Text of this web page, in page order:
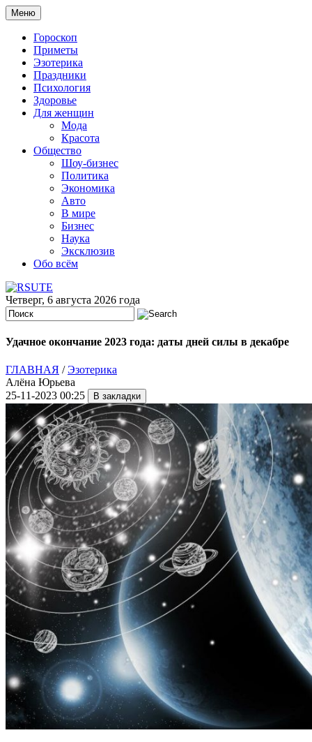
Меню
Гороскоп
Приметы
Эзотерика
Праздники
Психология
Здоровье
Для женщин
Мода
Красота
Общество
Шоу-бизнес
Политика
Экономика
Авто
В мире
Бизнес
Наука
Эксклюзив
Обо всём
Четверг, 6 августа 2026 года
Удачное окончание 2023 года: даты дней силы в декабре
ГЛАВНАЯ /Эзотерика
Алёна Юрьева
25-11-2023 00:25